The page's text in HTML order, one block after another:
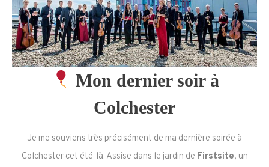
Mon dernier soir à
Colchester
Je me souviens très précisément de ma dernière soirée à
Colchester cet été-là. Assise dans le jardin de Firstsite, un